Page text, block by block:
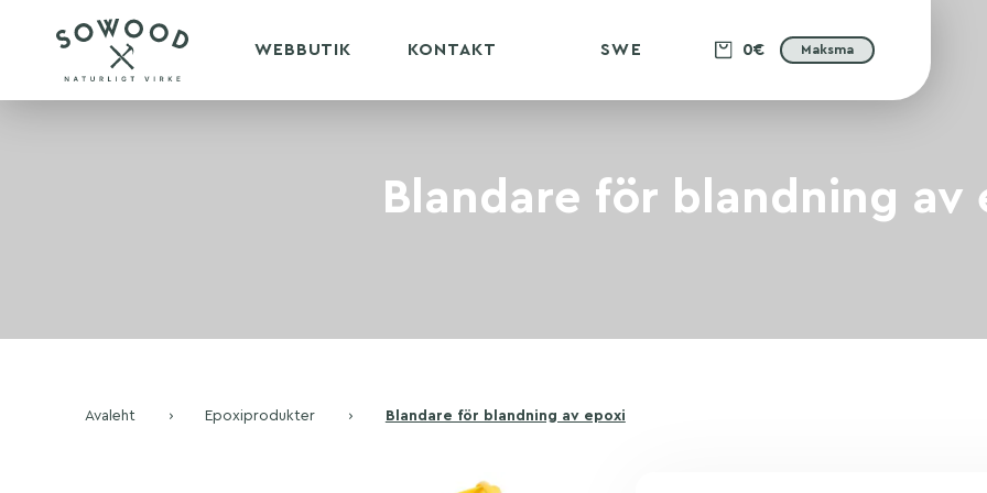
WEBBUTIK KONTAKT SWE 0€ Maksma
Blandare för blandning av
Avaleht › Epoxiprodukter › Blandare för blandning av epoxi